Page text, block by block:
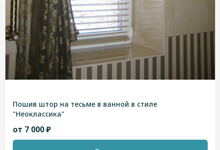
Пошив штор на тесьме в ванной в стиле
"Неоклассика"
от 7 000 ₽